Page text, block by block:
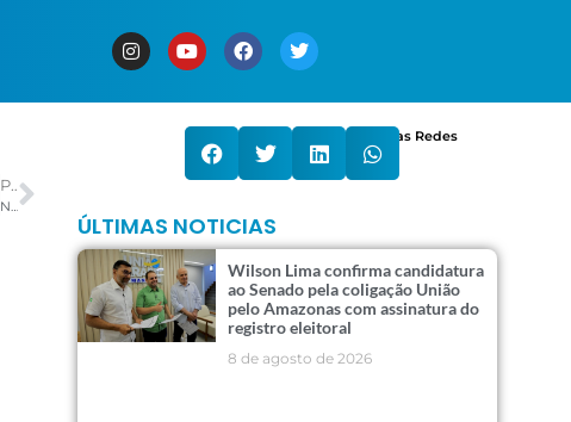
PRÓXIMO
No Grupo D da Copa, EUA tentam usar fator casa para avançar
Compartilhe nas Redes
ÚLTIMAS NOTICIAS
Wilson Lima confirma candidatura
ao Senado pela coligação União
pelo Amazonas com assinatura do
registro eleitoral
8 de agosto de 2026